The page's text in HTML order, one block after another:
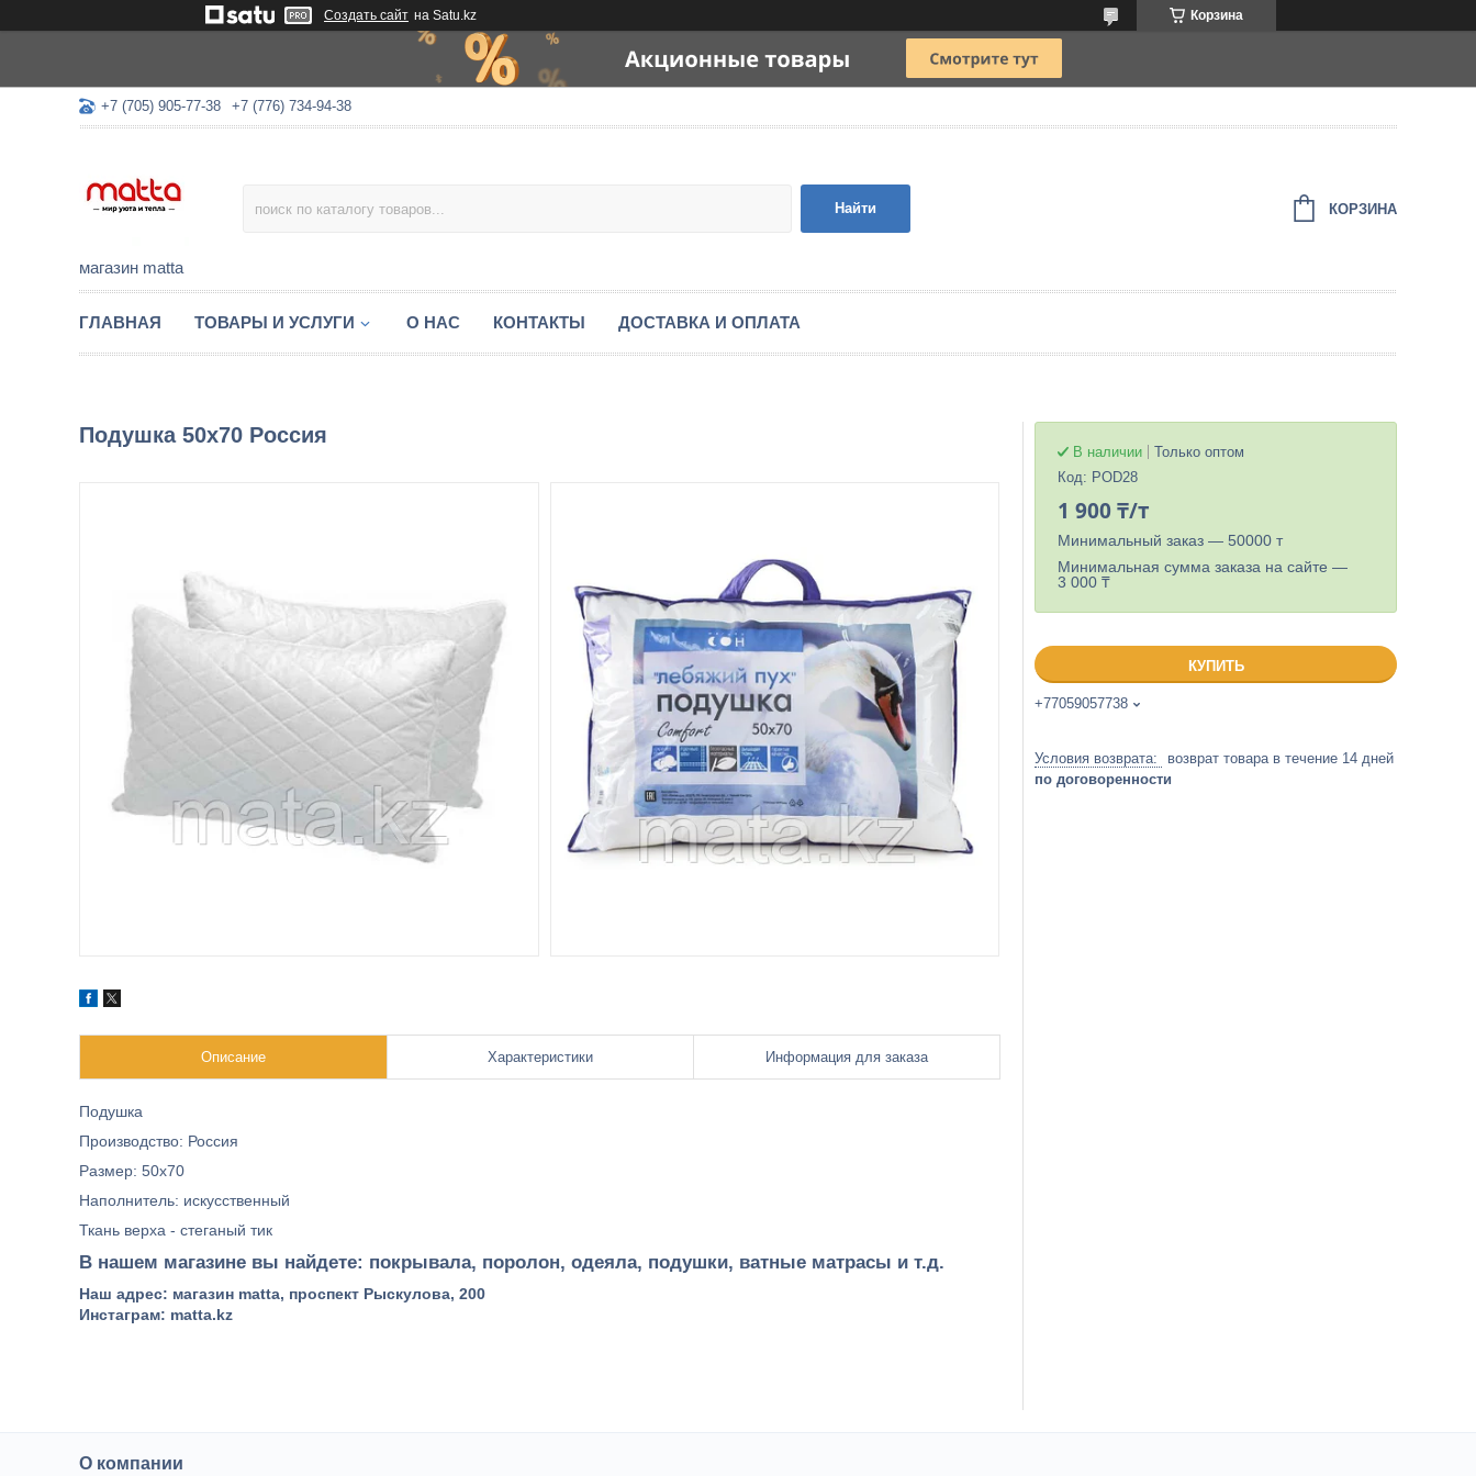
Создать сайт на Satu.kz Корзина
+7 (705) 905-77-38 +7 (776) 734-94-38
магазин matta
Найти КОРЗИНА
ГЛАВНАЯ ТОВАРЫ И УСЛУГИ О НАС КОНТАКТЫ ДОСТАВКА И ОПЛАТА
Подушка 50х70 Россия
Описание Характеристики Информация для заказа
Подушка
Производство: Россия
Размер: 50х70
Наполнитель: искусственный
Ткань верха - стеганый тик
В нашем магазине вы найдете: покрывала, поролон, одеяла, подушки, ватные матрасы и т.д.
Наш адрес: магазин matta, проспект Рыскулова, 200
Инстаграм: matta.kz
В наличии
Только оптом
Код: POD28
1 900 ₸/т
Минимальный заказ — 50000 т
Минимальная сумма заказа на сайте —
3 000 ₸
КУПИТЬ
+77059057738
возврат товара в течение 14 дней
по договоренности
О компании